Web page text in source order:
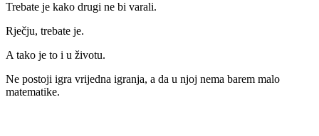
Trebate je kako drugi ne bi varali.
Rječju, trebate je.
A tako je to i u životu.
Ne postoji igra vrijedna igranja, a da u njoj nema barem malo
matematike.